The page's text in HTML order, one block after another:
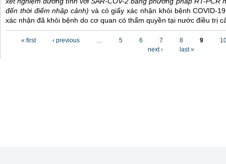
đến thời điểm nhập cảnh) và có giấy xác nhận khỏi bệnh COVID-
xác nhận đã khỏi bệnh do cơ quan có thẩm quyền tại nước điều trị
« first ‹ previous … 5 6 7 8 9
next ›
last »